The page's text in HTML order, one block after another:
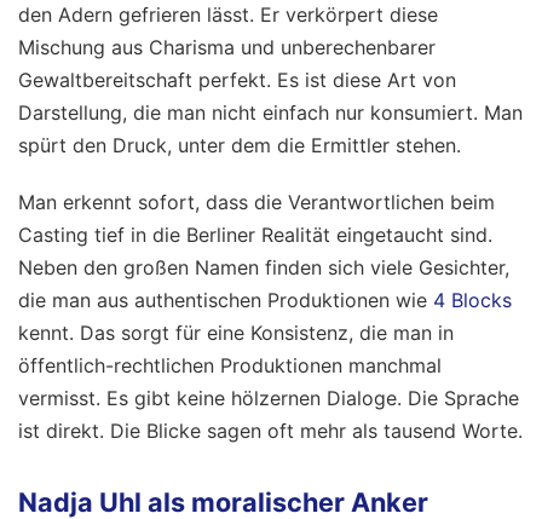
den Adern gefrieren lässt. Er verkörpert diese
Mischung aus Charisma und unberechenbarer
Gewaltbereitschaft perfekt. Es ist diese Art von
Darstellung, die man nicht einfach nur konsumiert. Man
spürt den Druck, unter dem die Ermittler stehen.
Man erkennt sofort, dass die Verantwortlichen beim
Casting tief in die Berliner Realität eingetaucht sind.
Neben den großen Namen finden sich viele Gesichter,
die man aus authentischen Produktionen wie 4 Blocks
kennt. Das sorgt für eine Konsistenz, die man in
öffentlich-rechtlichen Produktionen manchmal
vermisst. Es gibt keine hölzernen Dialoge. Die Sprache
ist direkt. Die Blicke sagen oft mehr als tausend Worte.
Nadja Uhl als moralischer Anker